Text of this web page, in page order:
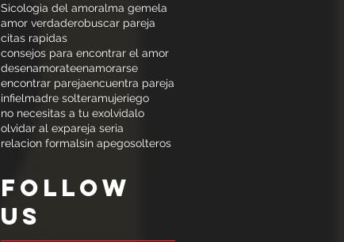
Sicologia del amoralma gemela
amor verdaderobuscar pareja
citas rapidas
consejos para encontrar el amor
desenamorateenamorarse
encontrar parejaencuentra pareja
infielmadre solteramujeriego
no necesitas a tu exolvidalo
olvidar al expareja seria
relacion formalsin apegosolteros
Follow
Us